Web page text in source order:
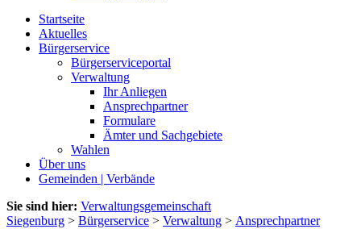
Startseite
Aktuelles
Bürgerservice
Bürgerserviceportal
Verwaltung
Ihr Anliegen
Ansprechpartner
Formulare
Ämter und Sachgebiete
Wahlen
Über uns
Gemeinden | Verbände
Sie sind hier: Verwaltungsgemeinschaft
Siegenburg > Bürgerservice > Verwaltung > Ansprechpartner